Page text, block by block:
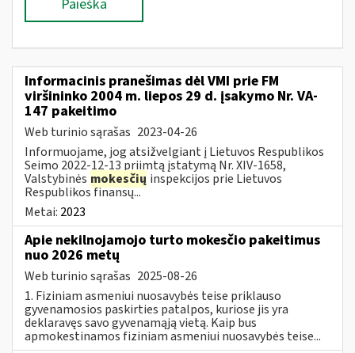
Paieška
Informacinis pranešimas dėl VMI prie FM
viršininko 2004 m. liepos 29 d. įsakymo Nr. VA-
147 pakeitimo
Web turinio sąrašas 2023-04-26
Informuojame, jog atsižvelgiant į Lietuvos Respublikos
Seimo 2022-12-13 priimtą įstatymą Nr. XIV-1658,
Valstybinės mokesčių inspekcijos prie Lietuvos
Respublikos finansų...
Metai: 2023
Apie nekilnojamojo turto mokesčio pakeitimus
nuo 2026 metų
Web turinio sąrašas 2025-08-26
1. Fiziniam asmeniui nuosavybės teise priklauso
gyvenamosios paskirties patalpos, kuriose jis yra
deklaravęs savo gyvenamąją vietą. Kaip bus
apmokestinamos fiziniam asmeniui nuosavybės teise...